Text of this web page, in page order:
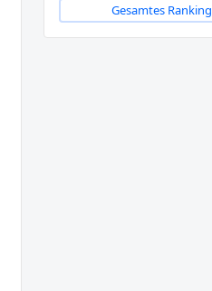
Gesamtes Ranking